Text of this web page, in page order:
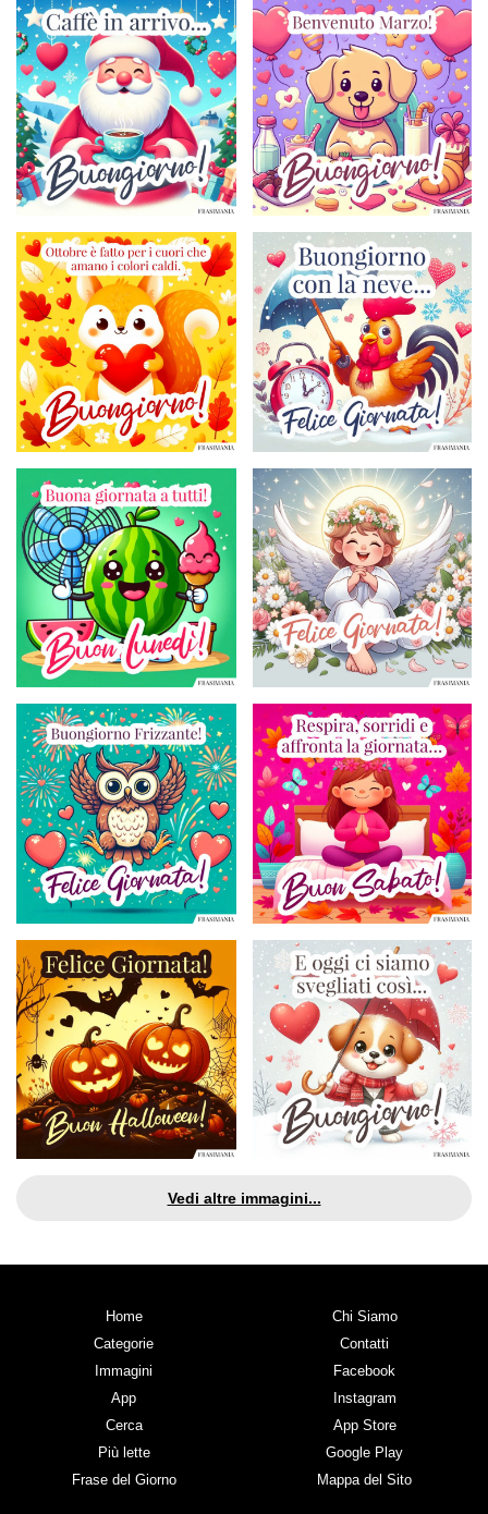
Vedi altre immagini...
Home
Categorie
Immagini
App
Cerca
Più lette
Frase del Giorno
Chi Siamo
Contatti
Facebook
Instagram
App Store
Google Play
Mappa del Sito